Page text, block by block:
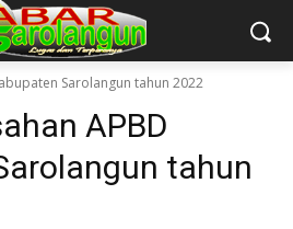
Sarolangun tahun 2022
APBD
tahun